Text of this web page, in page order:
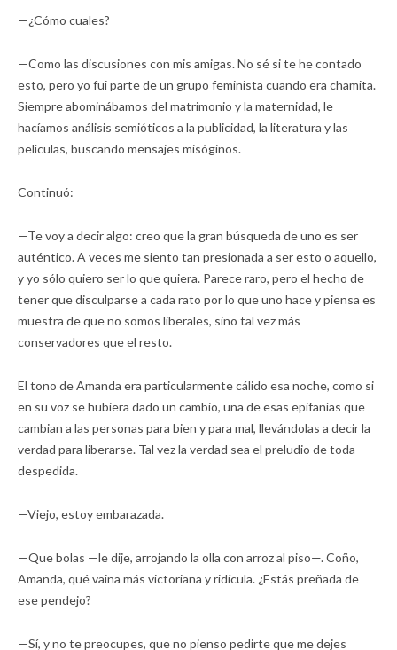
—¿Cómo cuales?
—Como las discusiones con mis amigas. No sé si te he contado
esto, pero yo fui parte de un grupo feminista cuando era chamita.
Siempre abominábamos del matrimonio y la maternidad, le
hacíamos análisis semióticos a la publicidad, la literatura y las
películas, buscando mensajes misóginos.
Continuó:
—Te voy a decir algo: creo que la gran búsqueda de uno es ser
auténtico. A veces me siento tan presionada a ser esto o aquello,
y yo sólo quiero ser lo que quiera. Parece raro, pero el hecho de
tener que disculparse a cada rato por lo que uno hace y piensa es
muestra de que no somos liberales, sino tal vez más
conservadores que el resto.
El tono de Amanda era particularmente cálido esa noche, como si
en su voz se hubiera dado un cambio, una de esas epifanías que
cambian a las personas para bien y para mal, llevándolas a decir la
verdad para liberarse. Tal vez la verdad sea el preludio de toda
despedida.
—Viejo, estoy embarazada.
—Que bolas —le dije, arrojando la olla con arroz al piso—. Coño,
Amanda, qué vaina más victoriana y ridícula. ¿Estás preñada de
ese pendejo?
—Sí, y no te preocupes, que no pienso pedirte que me dejes